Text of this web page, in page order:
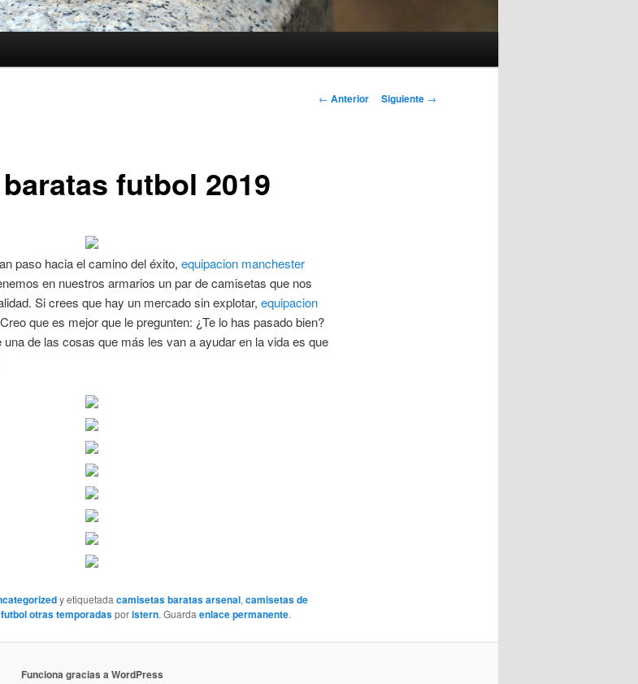
Navegación
← Anterior Siguiente →
futbol 2019
paso hacia el camino del éxito, equipacion manchester
en nuestros armarios un par de camisetas que nos
Si crees que hay un mercado sin explotar, equipacion
que es mejor que le pregunten: ¿Te lo has pasado bien?
de las cosas que más les van a ayudar en la vida es que
y etiquetadacamisetas baratas arsenal,camisetas de
otras temporadasporistern. Guardaenlace permanente.
Funciona gracias a WordPress